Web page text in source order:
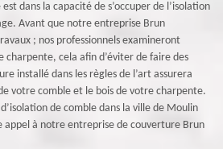
dans la capacité de s’occuper de l’isolation
Avant que notre entreprise Brun
; nos professionnels examineront
charpente, cela afin d’éviter de faire des
installé dans les règles de l’art assurera
votre comble et le bois de votre charpente.
de comble dans la ville de Moulin
appel à notre entreprise de couverture Brun